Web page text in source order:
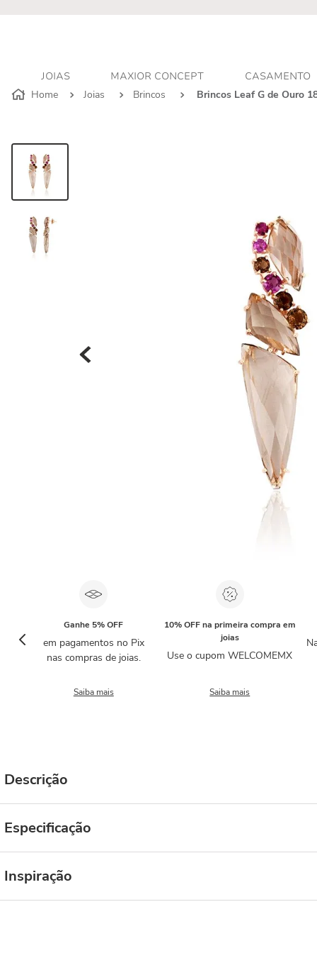
JOIAS MAXIOR CONCEPT
CASAMENTO
Joias
Brincos Brincos Leaf G de Ouro
Ganhe 5% OFF
em pagamentos no Pix
nas compras de joias.
Saiba mais
10% OFF na primeira compra em
joias
Use o cupom WELCOMEMX
Saiba mais
Descrição
Especificação
Inspiração